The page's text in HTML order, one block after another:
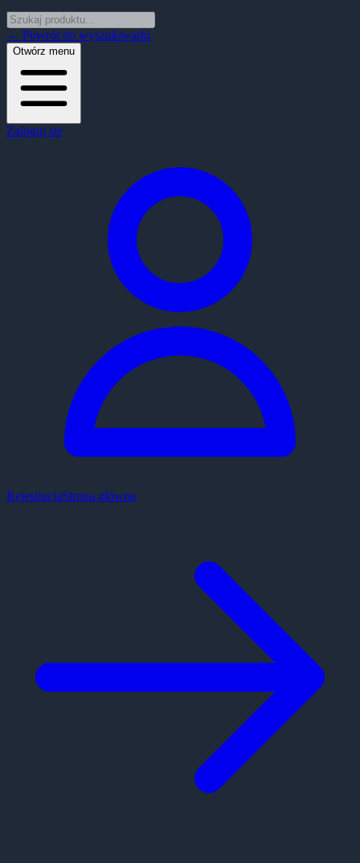
← Powrót do wyszukiwarki
Otwórz menu
Zaloguj się
RejestracjaStrona główna